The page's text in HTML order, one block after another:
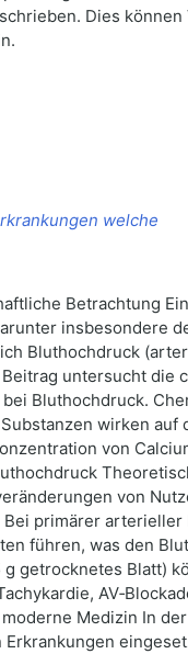
Dies
welche
Betrachtung
insbesondere
Bluthochdruck
untersucht die
Bluthochdruck.
wirken
von
von
primärer
führen, was den
getrocknetes Blatt)
Medizin In